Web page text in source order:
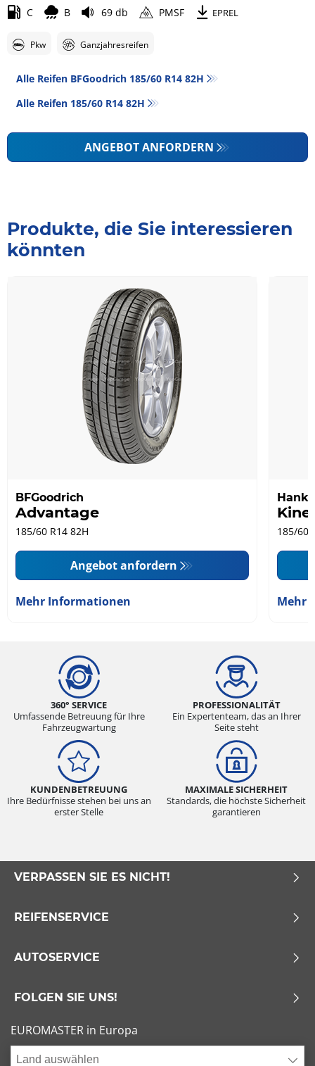
C B 69 db PMSF EPREL
Pkw Ganzjahresreifen
Alle Reifen BFGoodrich 185/60 R14 82H
Alle Reifen‎ 185/60 R14 82H
ANGEBOT ANFORDERN
Produkte, die Sie interessieren
könnten
BFGoodrich
Advantage
185/60 R14 82H
Angebot anfordern
Mehr Informationen
185/60
Mehr
360° SERVICE
Umfassende Betreuung für Ihre
Fahrzeugwartung
PROFESSIONALITÄT
Ein Expertenteam, das an Ihrer
Seite steht
KUNDENBETREUUNG
Ihre Bedürfnisse stehen bei uns an
erster Stelle
MAXIMALE SICHERHEIT
Standards, die höchste Sicherheit
garantieren
VERPASSEN SIE ES NICHT!
REIFENSERVICE
AUTOSERVICE
FOLGEN SIE UNS!
EUROMASTER in Europa
Land auswählen